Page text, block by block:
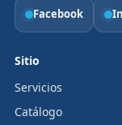
Facebook
Sitio
Servicios
Catálogo